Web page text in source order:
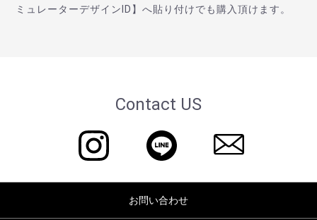
ミュレーターデザインID】へ貼り付けでも購入頂けます。
Contact US
お問い合わせ